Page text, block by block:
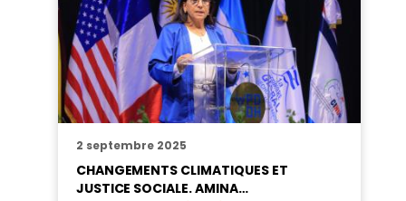
2 septembre 2025
CHANGEMENTS CLIMATIQUES ET
JUSTICE SOCIALE. AMINA…